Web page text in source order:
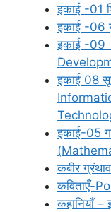
इकाई -01
इकाई -06
इकाई -09
इकाई 08
इकाई-05
कबीर
कविताएँ-
कहानियाँ